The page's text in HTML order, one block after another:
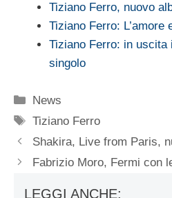
Tiziano Ferro, nuovo
Tiziano Ferro:
Tiziano Ferro: in
singolo
Categorie
News
Tag
Tiziano Ferro
Shakira, Live from Paris,
Fabrizio Moro, Fermi con
LEGGI ANCHE: